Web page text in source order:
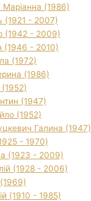
(1986)
(1921 - 2007)
(1942 - 2009)
(1946 - 2010)
(1972)
(1986)
(1952)
(1947)
(1952)
Галина (1947)
- 1970)
(1923 - 2009)
(1928 - 2006)
(1910 - 1985)